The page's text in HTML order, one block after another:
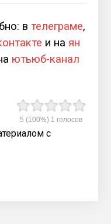
втелеграме,
и наян
ютьюб-канал
5 (100%) 1 голосов
с